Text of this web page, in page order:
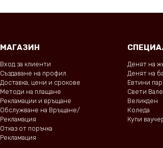
МАГАЗИН
Вход за клиенти
Създаване на профил
Доставка, цени и срокове
Методи на плащане
Рекламации и връщане
Обслужване на Връщане/
Рекламация
Отказ от поръчка
Рекламация
Денят на
Денят на
Евтини
Свети
Великден
Коледа
Купи